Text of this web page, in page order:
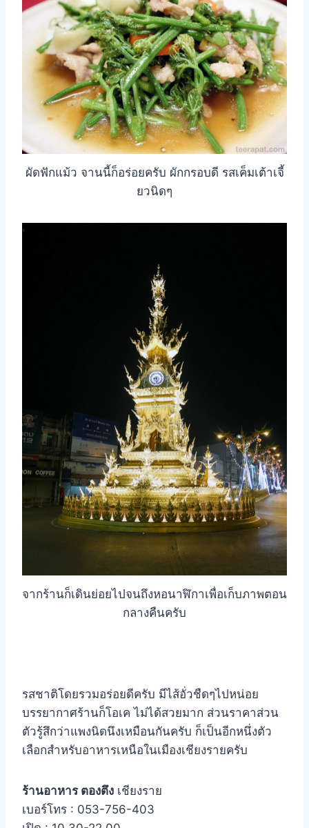
ผัดฟักแม้ว จานนี้ก็อร่อยครับ ผักกรอบดี รสเค็มเต้าเจี้
ยวนิดๆ
จากร้านก็เดินย่อยไปจนถึงหอนาฬิกาเพื่อเก็บภาพตอน
กลางคืนครับ
รสชาติโดยรวมอร่อยดีครับ มีไส้อั่วชืดๆไปหน่อย
บรรยากาศร้านก็โอเค ไม่ได้สวยมาก ส่วนราคาส่วน
ตัวรู้สึกว่าแพงนิดนึงเหมือนกันครับ ก็เป็นอีกหนึ่งตัว
เลือกสำหรับอาหารเหนือในเมืองเชียงรายครับ
ร้านอาหาร ตองตึง เชียงราย
เบอร์โทร : 053-756-403